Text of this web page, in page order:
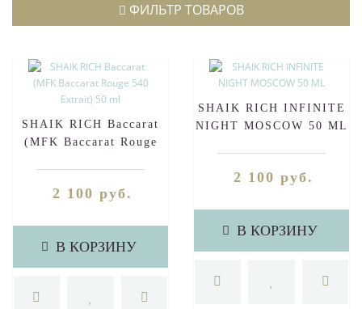
ФИЛЬТР ТОВАРОВ
SHAIK RICH Baccarat
(MFK Baccarat Rouge
2 100 руб.
В КОРЗИНУ
SHAIK RICH INFINITE
NIGHT MOSCOW 50 ML
2 100 руб.
В КОРЗИНУ